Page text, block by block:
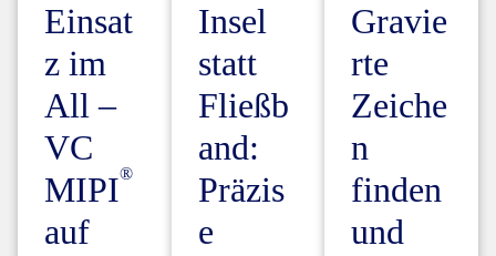
Einsat
z im
All –
VC
MIPI
auf
Insel
statt
Fließb
and:
Präzis
e
Gravie
rte
Zeiche
n
finden
und